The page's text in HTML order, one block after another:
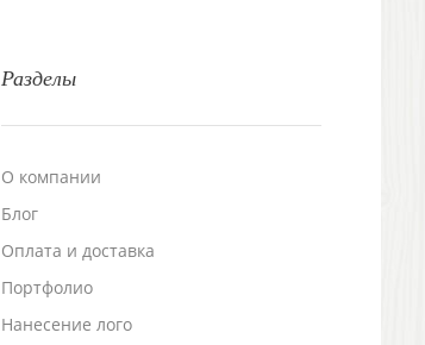
Разделы
О компании
Блог
Оплата и доставка
Портфолио
Нанесение лого